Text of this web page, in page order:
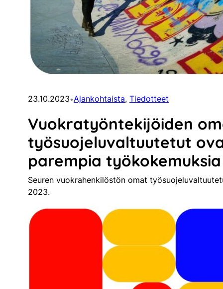
23.10.2023•Ajankohtaista, Tiedotteet
Vuokratyöntekijöiden
työsuojeluvaltuutetut
parempia työkokemuksia
Seuren vuokrahenkilöstön omat
2023.